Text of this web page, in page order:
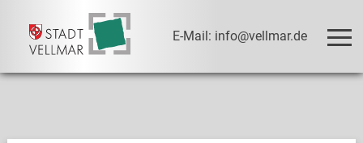
E-Mail: info@vellmar.de